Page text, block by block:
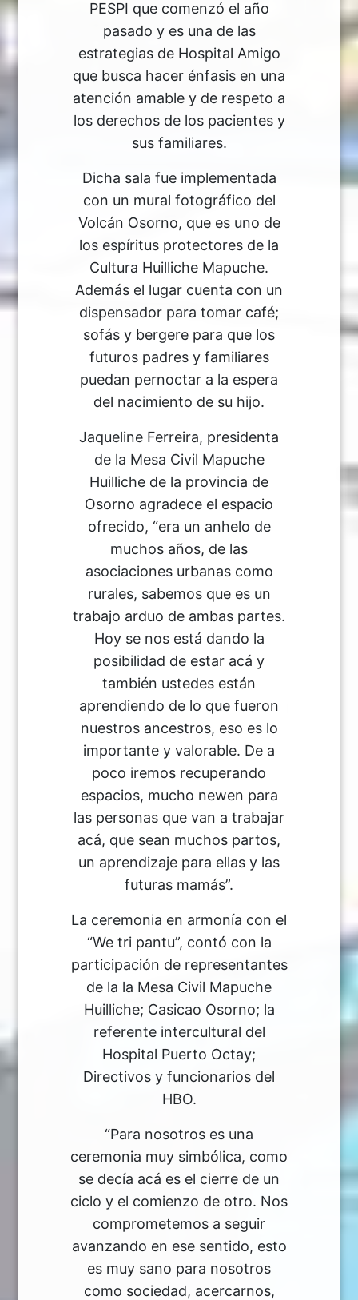
PESPI que comenzó el año
pasado y es una de las
estrategias de Hospital Amigo
que busca hacer énfasis en una
atención amable y de respeto a
los derechos de los pacientes y
sus familiares.
Dicha sala fue implementada
con un mural fotográfico del
Volcán Osorno, que es uno de
los espíritus protectores de la
Cultura Huilliche Mapuche.
Además el lugar cuenta con un
dispensador para tomar café;
sofás y bergere para que los
futuros padres y familiares
puedan pernoctar a la espera
del nacimiento de su hijo.
Jaqueline Ferreira, presidenta
de la Mesa Civil Mapuche
Huilliche de la provincia de
Osorno agradece el espacio
ofrecido, “era un anhelo de
muchos años, de las
asociaciones urbanas como
rurales, sabemos que es un
trabajo arduo de ambas partes.
Hoy se nos está dando la
posibilidad de estar acá y
también ustedes están
aprendiendo de lo que fueron
nuestros ancestros, eso es lo
importante y valorable. De a
poco iremos recuperando
espacios, mucho newen para
las personas que van a trabajar
acá, que sean muchos partos,
un aprendizaje para ellas y las
futuras mamás”.
La ceremonia en armonía con el
“We tri pantu”, contó con la
participación de representantes
de la la Mesa Civil Mapuche
Huilliche; Casicao Osorno; la
referente intercultural del
Hospital Puerto Octay;
Directivos y funcionarios del
HBO.
“Para nosotros es una
ceremonia muy simbólica, como
se decía acá es el cierre de un
ciclo y el comienzo de otro. Nos
comprometemos a seguir
avanzando en ese sentido, esto
es muy sano para nosotros
como sociedad, acercarnos,